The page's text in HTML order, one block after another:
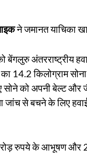
ने जमानत याचिका
अंतरराष्ट्रीय
14.2 किलोग्राम सोना
सोने को अपनी बेल्ट
जांच से बचने के लिए
रुपये के आभूषण और